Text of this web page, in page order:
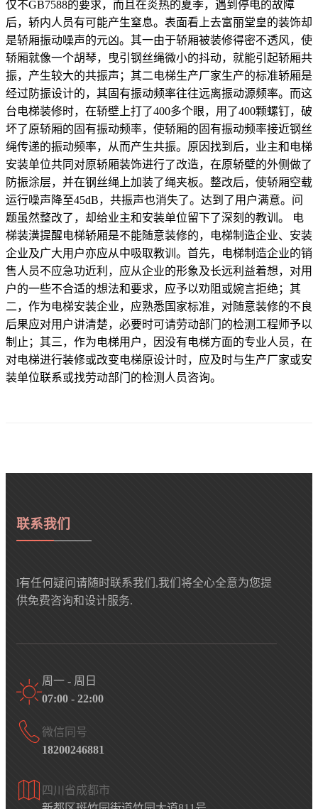
仅不GB7588的要求，而且在炎热的夏季，遇到停电的故障
后，轿内人员有可能产生窒息。表面看上去富丽堂皇的装饰却
是轿厢振动噪声的元凶。其一由于轿厢被装修得密不透风，使
轿厢就像一个胡琴，曳引钢丝绳微小的抖动，就能引起轿厢共
振，产生较大的共振声；其二电梯生产厂家生产的标准轿厢是
经过防振设计的，其固有振动频率往往远离振动源频率。而这
台电梯装修时，在轿壁上打了400多个眼，用了400颗螺钉，破
坏了原轿厢的固有振动频率，使轿厢的固有振动频率接近钢丝
绳传递的振动频率，从而产生共振。原因找到后，业主和电梯
安装单位共同对原轿厢装饰进行了改造，在原轿壁的外侧做了
防振涂层，并在钢丝绳上加装了绳夹板。整改后，使轿厢空载
运行噪声降至45dB，共振声也消失了。达到了用户满意。问
题虽然整改了，却给业主和安装单位留下了深刻的教训。 电
梯装潢提醒电梯轿厢是不能随意装修的，电梯制造企业、安装
企业及广大用户亦应从中吸取教训。首先，电梯制造企业的销
售人员不应急功近利，应从企业的形象及长远利益着想，对用
户的一些不合适的想法和要求，应予以劝阻或婉言拒绝；其
二，作为电梯安装企业，应熟悉国家标准，对随意装修的不良
后果应对用户讲清楚，必要时可请劳动部门的检测工程师予以
制止；其三，作为电梯用户，因没有电梯方面的专业人员，在
对电梯进行装修或改变电梯原设计时，应及时与生产厂家或安
装单位联系或找劳动部门的检测人员咨询。
联系我们
l有任何疑问请随时联系我们,我们将全心全意为您提
供免费咨询和设计服务.
周一 - 周日
07:00 - 22:00
微信同号
18200246881
四川省成都市